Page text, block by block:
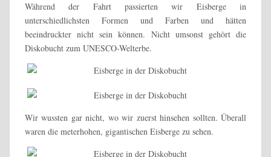
Während der Fahrt passierten wir Eisberge in
unterschiedlichsten Formen und Farben und hätten
beeindruckter nicht sein können. Nicht umsonst gehört die
Diskobucht zum UNESCO-Welterbe.
Wir wussten gar nicht, wo wir zuerst hinsehen sollten. Überall
waren die meterhohen, gigantischen Eisberge zu sehen.